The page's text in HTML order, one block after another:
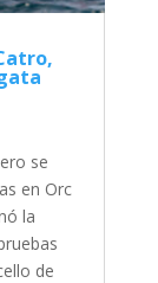
se
en Orc
la
de